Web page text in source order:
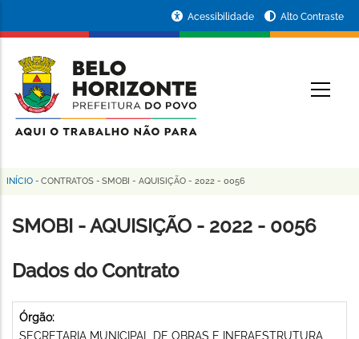
conteúdo
principal
da
Prefeitura
de
Horizonte
Acessibilidade Alto Contraste
Trilha
de
INÍCIO - CONTRATOS - SMOBI - AQUISIÇÃO - 2022 - 0056
SMOBI - AQUISIÇÃO - 2022 - 0056
Dados do Contrato
Órgão:
SECRETARIA MUNICIPAL DE OBRAS E INFRAESTRUTURA